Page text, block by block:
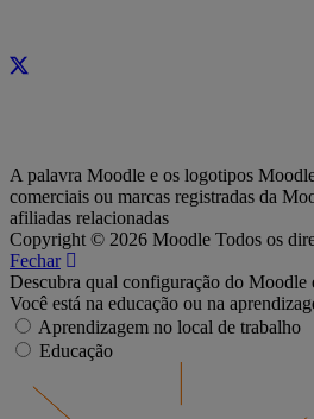
A palavra Moodle e os logotipos
comerciais ou marcas registradas da
afiliadas relacionadas
Copyright © 2026 Moodle Todos os
Fechar
Descubra qual configuração do Moodle
Você está na educação ou na
Aprendizagem no local de trabalho
Educação